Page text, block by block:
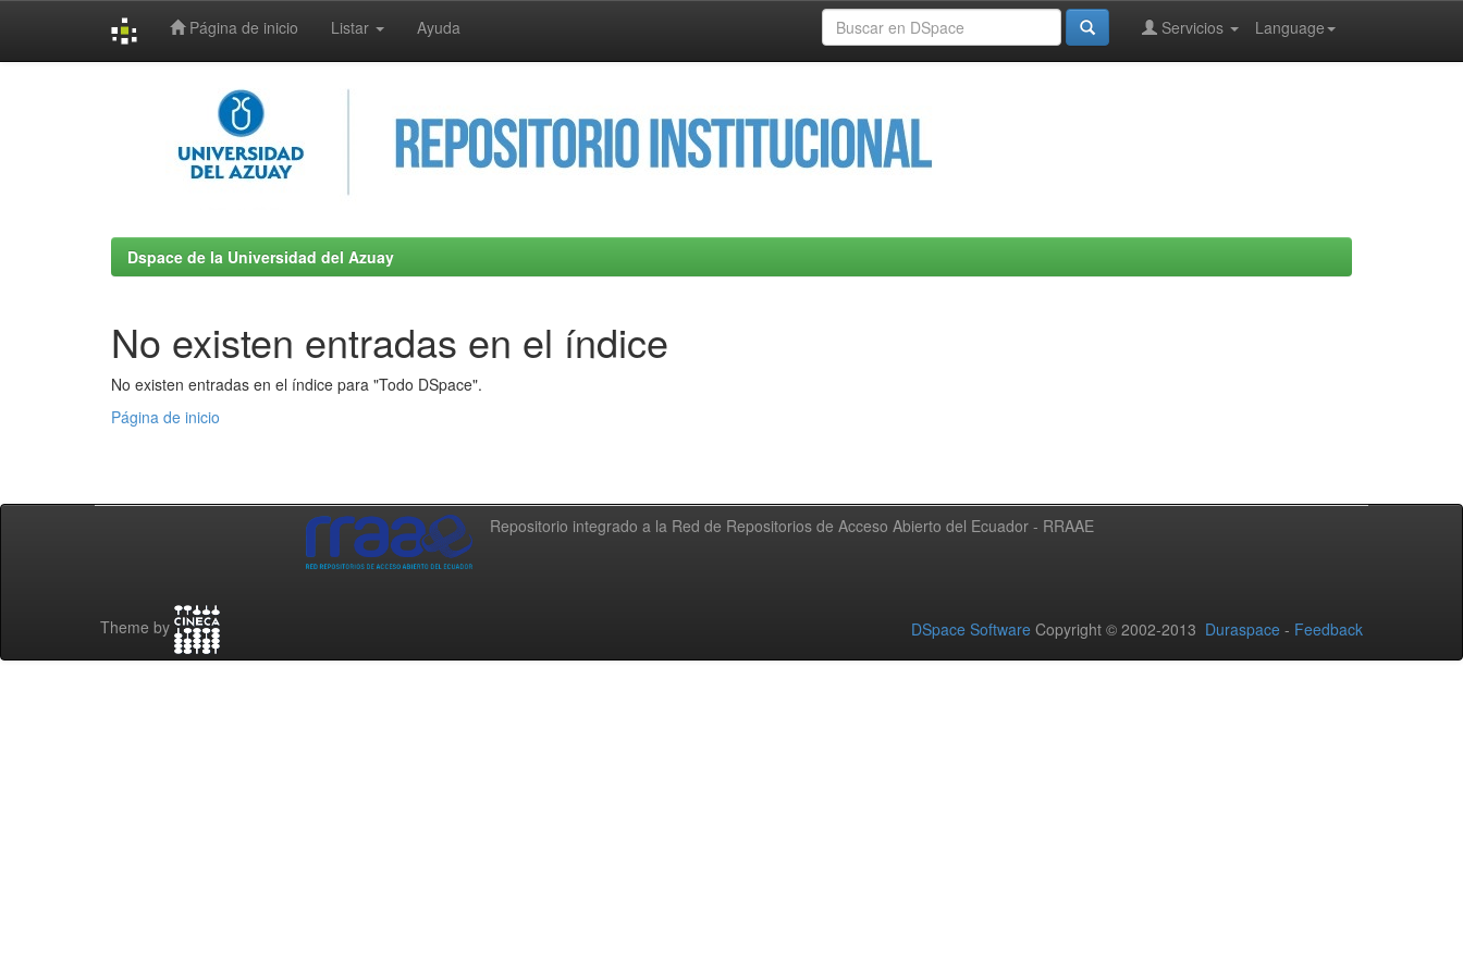
Página de inicio Listar Ayuda Language
Servicios
Dspace de la Universidad del Azuay
No existen entradas en el índice
No existen entradas en el índice para "Todo DSpace".
Página de inicio
Repositorio integrado a la Red de Repositorios de Acceso Abierto del Ecuador - RRAAE
Theme by DSpace Software Copyright © 2002-2013 Duraspace - Feedback